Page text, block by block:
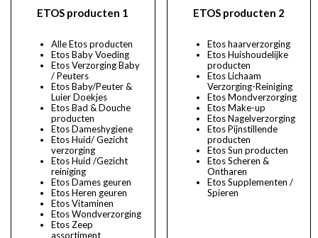
ETOS producten 1
Alle Etos producten
Etos Baby Voeding
Etos Verzorging Baby
/ Peuters
Etos Baby/Peuter &
Luier Doekjes
Etos Bad & Douche
producten
Etos Dameshygiene
Etos Huid/ Gezicht
verzorging
Etos Huid /Gezicht
reiniging
Etos Dames geuren
Etos Heren geuren
Etos Vitaminen
Etos Wondverzorging
Etos Zeep
assortiment
ETOS producten 2
Etos haarverzorging
Etos Huishoudelijke
producten
Etos Lichaam
Verzorging-Reiniging
Etos Mondverzorging
Etos Make-up
Etos Nagelverzorging
Etos Pijnstillende
producten
Etos Sun producten
Etos Scheren &
Ontharen
Etos Supplementen /
Spieren